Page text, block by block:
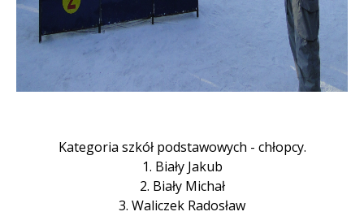
Kategoria szkół podstawowych - chłopcy.
1. Biały Jakub
2. Biały Michał
3. Waliczek Radosław